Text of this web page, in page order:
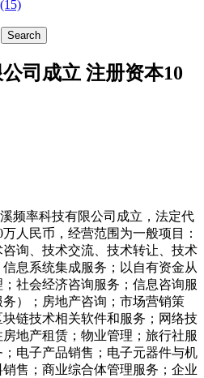
(15)
Search
司成立 注册资本10
频率科技有限公司成立，法定代
人民币，经营范围为一般项目：
询、技术交流、技术转让、技术
息系统集成服务；以自有资金从
社会经济咨询服务；信息咨询服
）；房地产咨询；市场营销策
链技术相关软件和服务；网络技
地产租赁；物业管理；旅行社服
电子产品销售；电子元器件与机
售；商业综合体管理服务；企业